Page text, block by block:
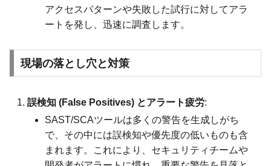
アクセスパターンや失敗した試行に対してアラ
ートを発し、迅速に調査します。
現場の落とし穴と対策
誤検知 (False Positives) とアラート疲労:
SAST/SCAツールは多くの警告を生成しがち
で、その中には誤検知や優先度の低いものも含
まれます。これにより、セキュリティチームや